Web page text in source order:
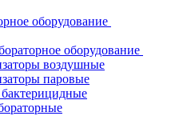
оборудование
оборудование
воздушные
паровые